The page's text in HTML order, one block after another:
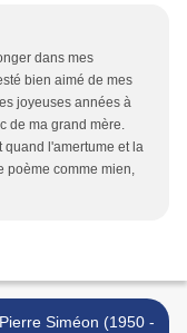
dans mes
bien aimé de mes
joyeuses années à
de ma grand mère.
quand l'amertume et la
poème comme mien,
Siméon (1950 -